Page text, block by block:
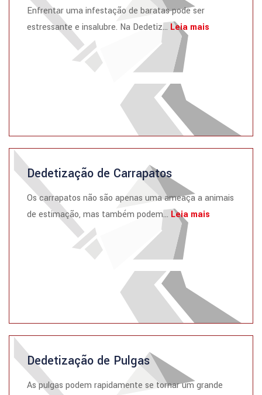
Enfrentar uma infestação de baratas pode ser
estressante e insalubre. Na Dedetiz... Leia mais
Dedetização de Carrapatos
Os carrapatos não são apenas uma ameaça a animais
de estimação, mas também podem... Leia mais
Dedetização de Pulgas
As pulgas podem rapidamente se tornar um grande